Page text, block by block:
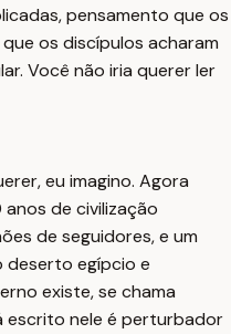
pensamento que os
os discípulos acharam
Você não iria querer ler
eu imagino. Agora
de civilização
de seguidores, e um
egípcio e
existe, se chama
escrito nele é perturbador